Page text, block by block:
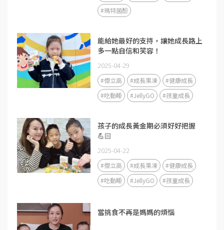
#瑪特菌酚
能給她最好的支持，讓她成長路上
多一點自信和笑容！
2025-04-29
#傑立高 #成長果凍
#健康成長
#吃動睡
#JellyGO #孩童成長
孩子的成長黃金期必須好好把握
💪🏻
2025-04-22
#傑立高 #成長果凍
#健康成長
#吃動睡
#JellyGO #孩童成長
當挑食不再是媽媽的煩惱